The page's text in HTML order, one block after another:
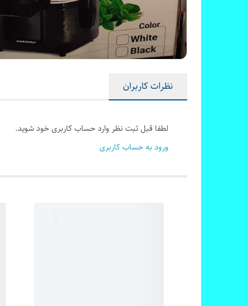
نظرات کاربران
لطفا قبل ثبت نظر وارد حساب کاربری خود شوید.
ورود به حساب کاربری